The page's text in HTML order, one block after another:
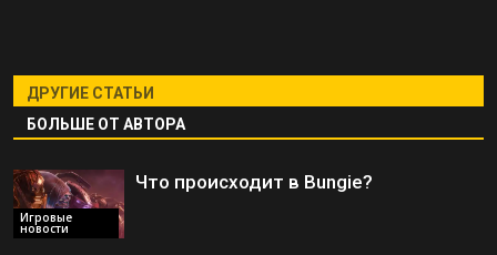
ДРУГИЕ СТАТЬИ
БОЛЬШЕ ОТ АВТОРА
Игровые
новости
Что происходит в Bungie?